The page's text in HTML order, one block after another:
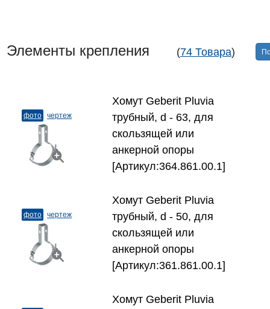
Элементы крепления (74 Товара)
фото чертеж
Хомут Geberit Pluvia
трубный, d - 63, для
скользящей или
анкерной опоры
[Артикул:364.861.00.1]
фото чертеж
Хомут Geberit Pluvia
трубный, d - 50, для
скользящей или
анкерной опоры
[Артикул:361.861.00.1]
Хомут Geberit Pluvia